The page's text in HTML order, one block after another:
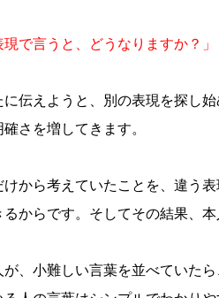
現で言うと、どうなりますか？」
伝えようと、別の表現を探し
さを増してきます。
から考えていたことを、違う
からです。そしてその結果、
、小難しい言葉を並べていた